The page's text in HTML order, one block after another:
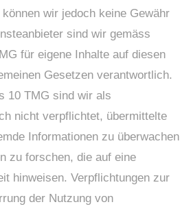
wir jedoch keine Gewähr
sind wir gemäss
für eigene Inhalte auf diesen
Gesetzen verantwortlich.
10 TMG sind wir als
nicht verpflichtet, übermittelte
Informationen zu überwachen
zu forschen, die auf eine
hinweisen. Verpflichtungen zur
der Nutzung von